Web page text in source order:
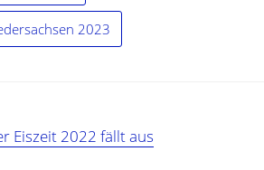
2023
Eiszeit 2022 fällt aus